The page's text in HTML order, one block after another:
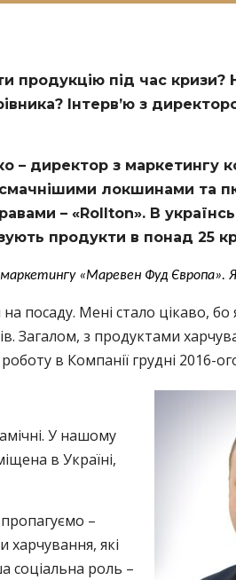
продукцію під час кризи?
Інтерв’ю з
– директор з маркетингу
локшинами та
– «Rollton». В
продукти в понад 25
«Маревен Фуд Європа».
посаду. Мені стало цікаво, бо
Загалом, з продуктами
в Компанії грудні 2016-
У нашому
в Україні,
–
харчування, які
соціальна роль –